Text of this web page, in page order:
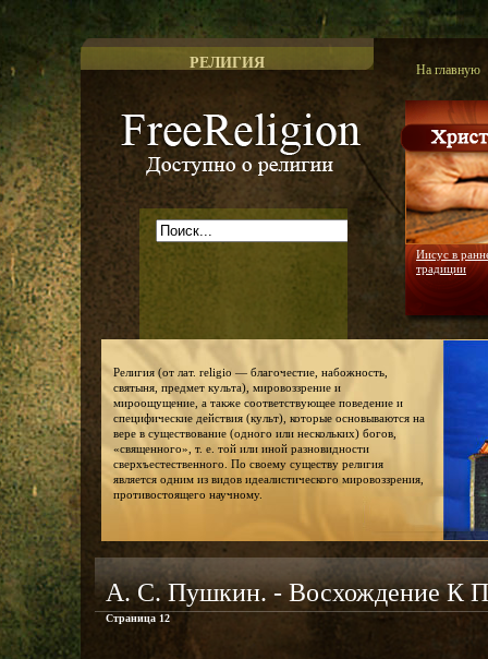
РЕЛИГИЯ На главную
Иисус в
традиции
Религия (от лат. religio — благочестие, набожность,
святыня, предмет культа), мировоззрение и
мироощущение, а также соответствующее поведение и
специфические действия (культ), которые основываются на
вере в существование (одного или нескольких) богов,
«священного», т. е. той или иной разновидности
сверхъестественного. По своему существу религия
является одним из видов идеалистического мировоззрения,
противостоящего научному.
А. С. Пушкин. - Восхождение К
Страница 12